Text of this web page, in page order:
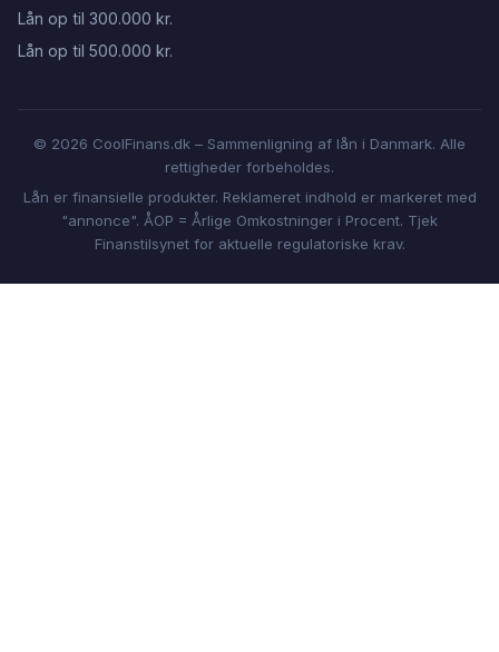
Lån op til 300.000 kr.
Lån op til 500.000 kr.
© 2026 CoolFinans.dk – Sammenligning af lån i Danmark. Alle
rettigheder forbeholdes.
Lån er finansielle produkter. Reklameret indhold er markeret med
"annonce". ÅOP = Årlige Omkostninger i Procent. Tjek
Finanstilsynet for aktuelle regulatoriske krav.